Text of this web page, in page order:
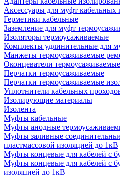
Аксессуары для муфт кабельных
Герметики кабельные
Заземление для муфт
Изоляторы термоусаживаемые
Комплекты удлинительные для
Манжеты термоусаживаемые
Оконцеватели термоусаживаемые
Перчатки термоусаживаемые
Перчатки термоусаживаемые
Уплотнители кабельных
Изолирующие материалы
Изолента
Муфты кабельные
Муфты анодные
Муфты заливные
пластмассовой изоляцией до 1кВ
Муфты концевые для кабелей с
Муфты концевые для кабелей с
изоляцией до 1кВ